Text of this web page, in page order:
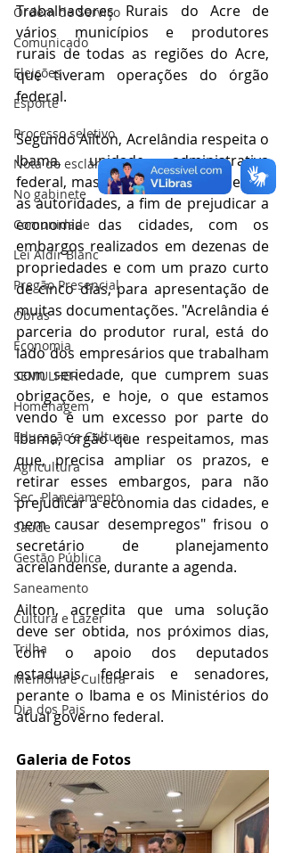
Ordem de Serviço
Comunicado
Eleições
Esporte
Processo seletivo
Nota de esclarecimento
No gabinete
Comunidade
Lei Aldir Blanc
Pregão Presencial
Obras
Economia
SEMULHER
Homenagem
Educação e Cultura
Agricultura
Sec. Planejamento
Saúde
Gestão Pública
Saneamento
Cultura e Lazer
Trilha
Memória e Cultura
Dia dos Pais
Trabalhadores Rurais do Acre de
vários municípios e produtores
rurais de todas as regiões do Acre,
que tiveram operações do órgão
federal.
Segundo Ailton, Acrelândia respeita o
Ibama, unidade administrativa
federal, mas defende o diálogo entre
as autoridades, a fim de prejudicar a
economia das cidades, com os
embargos realizados em dezenas de
propriedades e com um prazo curto
de cinco dias, para apresentação de
muitas documentações. "Acrelândia é
parceria do produtor rural, está do
lado dos empresários que trabalham
com seriedade, que cumprem suas
obrigações, e hoje, o que estamos
vendo é um excesso por parte do
Ibama, órgão que respeitamos, mas
que, precisa ampliar os prazos, e
retirar esses embargos, para não
prejudicar a economia das cidades, e
nem causar desempregos" frisou o
secretário de planejamento
acrelandense, durante a agenda.
Ailton, acredita que uma solução
deve ser obtida, nos próximos dias,
com o apoio dos deputados
estaduais, federais e senadores,
perante o Ibama e os Ministérios do
atual governo federal.
Galeria de Fotos